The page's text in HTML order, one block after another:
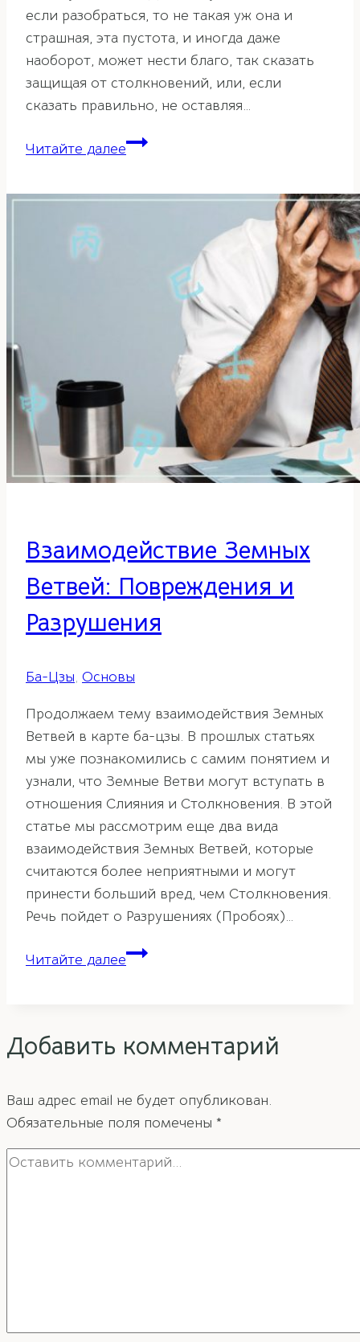
если разобраться, то не такая уж она и
страшная, эта пустота, и иногда даже
наоборот, может нести благо, так сказать
защищая от столкновений, или, если
сказать правильно, не оставляя…
Читайте далееПустота
Взаимодействие Земных
Ветвей: Повреждения и
Разрушения
Ба-Цзы, Основы
Продолжаем тему взаимодействия Земных
Ветвей в карте ба-цзы. В прошлых статьях
мы уже познакомились с самим понятием и
узнали, что Земные Ветви могут вступать в
отношения Слияния и Столкновения. В этой
статье мы рассмотрим еще два вида
взаимодействия Земных Ветвей, которые
считаются более неприятными и могут
принести больший вред, чем Столкновения.
Речь пойдет о Разрушениях (Пробоях)…
Читайте далееВзаимодействие
и
Добавить комментарий
Ваш адрес email не будет опубликован.
Обязательные поля помечены *